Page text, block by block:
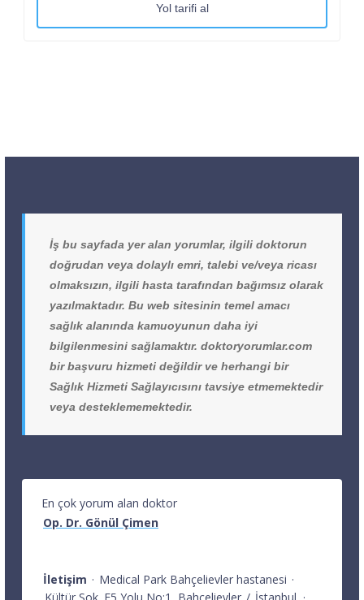
Yol tarifi al
İş bu sayfada yer alan yorumlar, ilgili doktorun
doğrudan veya dolaylı emri, talebi ve/veya ricası
olmaksızın, ilgili hasta tarafından bağımsız olarak
yazılmaktadır. Bu web sitesinin temel amacı
sağlık alanında kamuoyunun daha iyi
bilgilenmesini sağlamaktır. doktoryorumlar.com
bir başvuru hizmeti değildir ve herhangi bir
Sağlık Hizmeti Sağlayıcısını tavsiye etmemektedir
veya desteklememektedir.
En çok yorum alan doktor
Op. Dr. Gönül Çimen
İletişim · Medical Park Bahçelievler hastanesi ·
Kültür Sok. E5 Yolu No:1
Bahçelievler / İstanbul ·